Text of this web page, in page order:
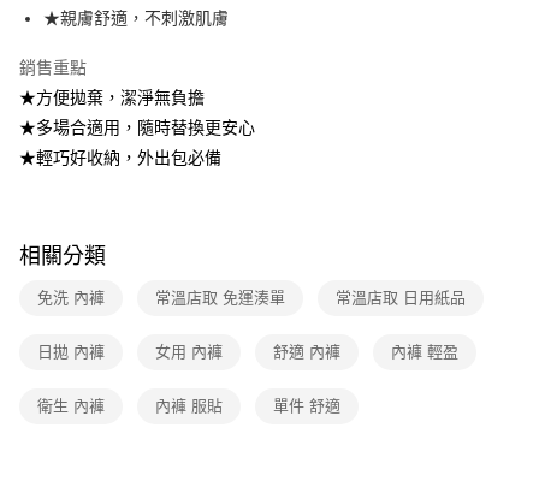
免運費
★親膚舒適，不刺激肌膚
銷售重點
★方便拋棄，潔淨無負擔
★多場合適用，隨時替換更安心
★輕巧好收納，外出包必備
相關分類
免洗 內褲 常溫店取 免運湊單 常溫店取 日用紙品
日拋 內褲 女用 內褲 舒適 內褲 內褲 輕盈
衛生 內褲 內褲 服貼 單件 舒適